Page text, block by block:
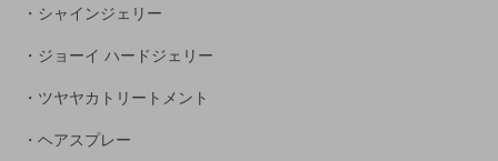
・シャインジェリー
・ジョーイ ハードジェリー
・ツヤヤカトリートメント
・ヘアスプレー